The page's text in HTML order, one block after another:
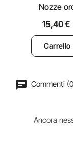
Nozze
15,40 €
Carrello
Commenti
Ancora